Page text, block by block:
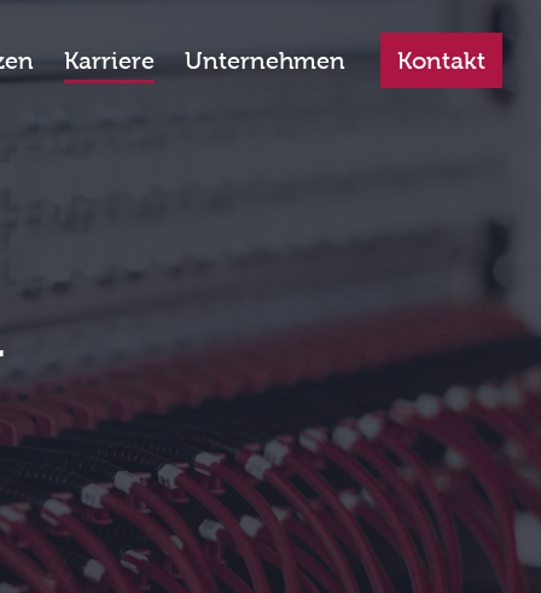
Karriere Unternehmen Kontakt